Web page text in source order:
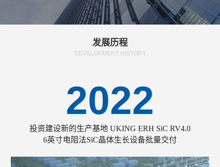
发展历程
DEVELOPMENT HISTORY
2022
投资建设新的生产基地 UKING ERH SiC RV4.0
6英寸电阻法SiC晶体生长设备批量交付